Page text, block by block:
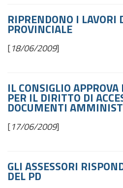
RIPRENDONO I LAVORI
PROVINCIALE
[18/06/2009]
IL CONSIGLIO
PER IL DIRITTO DI
DOCUMENTI
[17/06/2009]
GLI ASSESSORI
DEL PD